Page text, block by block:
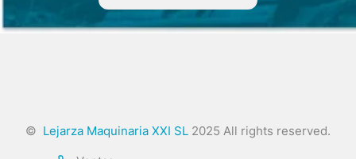
© Lejarza Maquinaria XXI SL 2025 All rights reserved.